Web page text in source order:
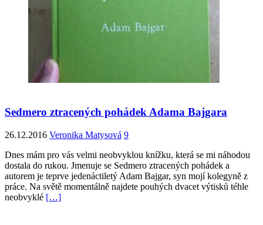
Sedmero ztracených pohádek Adama Bajgara
26.12.2016 Veronika Matysová 9
Dnes mám pro vás velmi neobvyklou knížku, která se mi náhodou
dostala do rukou. Jmenuje se Sedmero ztracených pohádek a
autorem je teprve jedenáctiletý Adam Bajgar, syn mojí kolegyně z
práce. Na světě momentálně najdete pouhých dvacet výtisků téhle
neobvyklé […]